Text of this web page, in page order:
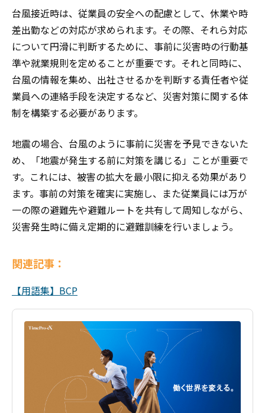
台風接近時は、従業員の安全への配慮として、休業や時
差出勤などの対応が求められます。その際、それら対応
について円滑に判断するために、事前に災害時の行動基
準や就業規則を定めることが重要です。それと同時に、
台風の情報を集め、出社させるかを判断する責任者や従
業員への連絡手段を決定するなど、災害対策に関する体
制を構築する必要があります。
地震の場合、台風のように事前に災害を予見できないた
め、「地震が発生する前に対策を講じる」ことが重要で
す。これには、被害の拡大を最小限に抑える効果があり
ます。事前の対策を確実に実施し、また従業員には万が
一の際の避難先や避難ルートを共有して周知しながら、
災害発生時に備え定期的に避難訓練を行いましょう。
関連記事：
【用語集】BCP